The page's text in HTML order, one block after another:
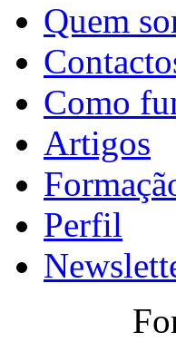
Quem
Como
Artigos
Perfil